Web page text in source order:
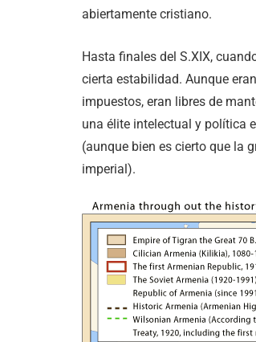
abiertamente cristiano.
Hasta finales del S.XIX,
cierta estabilidad. Aunque
impuestos, eran libres de
una élite intelectual y política
(aunque bien es cierto que la
imperial).